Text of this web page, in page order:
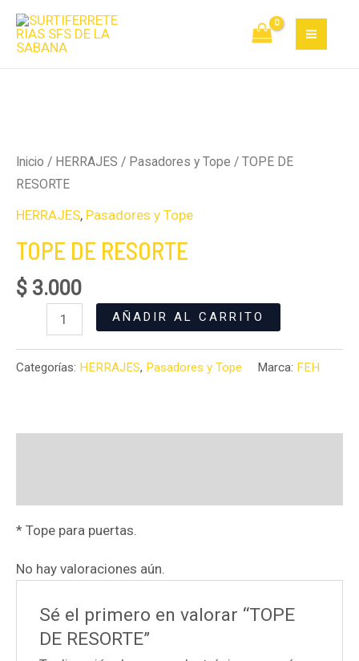
contenido
Inicio / HERRAJES / Pasadores y Tope / TOPE DE
RESORTE
HERRAJES, Pasadores y Tope
TOPE DE RESORTE
$ 3.000
RESORTE
cantidad
AÑADIR AL CARRITO
Categorías: HERRAJES, Pasadores y Tope Marca: FEH
* Tope para puertas.
No hay valoraciones aún.
Sé el primero en valorar “TOPE
DE RESORTE”
cantidad